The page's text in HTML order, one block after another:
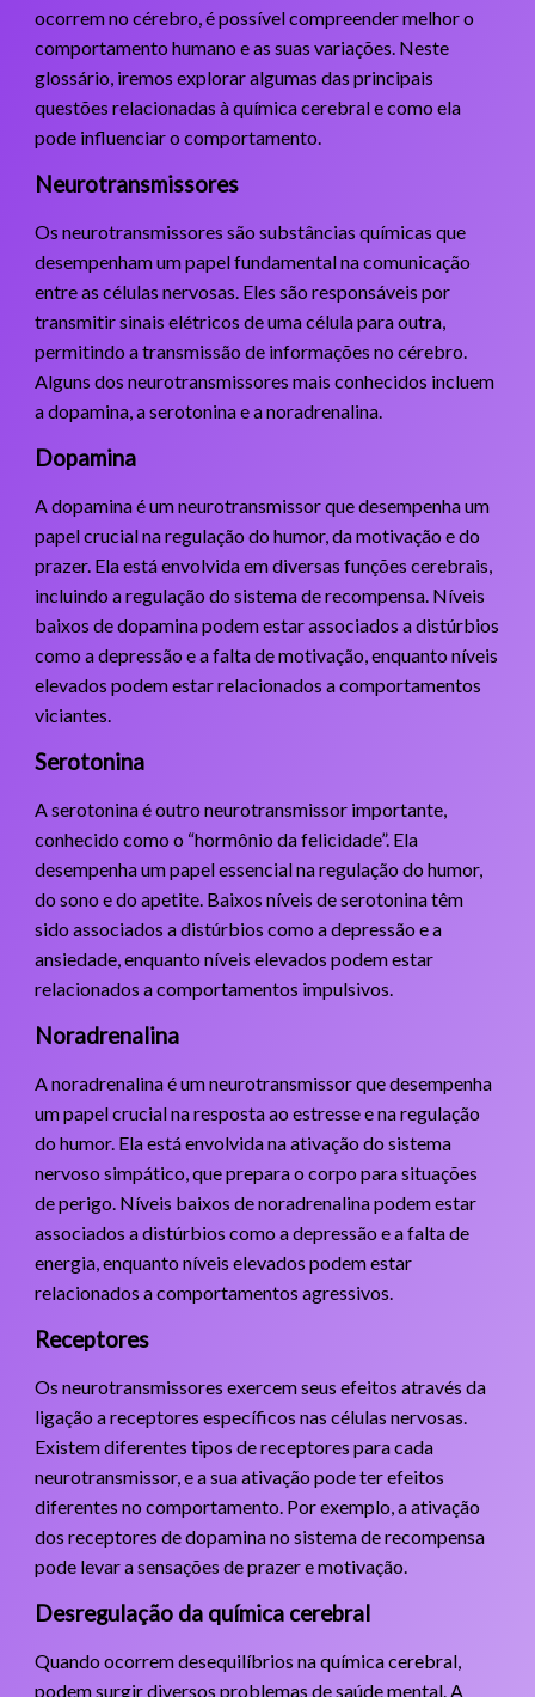
ocorrem no cérebro, é possível compreender melhor o
comportamento humano e as suas variações. Neste
glossário, iremos explorar algumas das principais
questões relacionadas à química cerebral e como ela
pode influenciar o comportamento.
Neurotransmissores
Os neurotransmissores são substâncias químicas que
desempenham um papel fundamental na comunicação
entre as células nervosas. Eles são responsáveis por
transmitir sinais elétricos de uma célula para outra,
permitindo a transmissão de informações no cérebro.
Alguns dos neurotransmissores mais conhecidos incluem
a dopamina, a serotonina e a noradrenalina.
Dopamina
A dopamina é um neurotransmissor que desempenha um
papel crucial na regulação do humor, da motivação e do
prazer. Ela está envolvida em diversas funções cerebrais,
incluindo a regulação do sistema de recompensa. Níveis
baixos de dopamina podem estar associados a distúrbios
como a depressão e a falta de motivação, enquanto níveis
elevados podem estar relacionados a comportamentos
viciantes.
Serotonina
A serotonina é outro neurotransmissor importante,
conhecido como o “hormônio da felicidade”. Ela
desempenha um papel essencial na regulação do humor,
do sono e do apetite. Baixos níveis de serotonina têm
sido associados a distúrbios como a depressão e a
ansiedade, enquanto níveis elevados podem estar
relacionados a comportamentos impulsivos.
Noradrenalina
A noradrenalina é um neurotransmissor que desempenha
um papel crucial na resposta ao estresse e na regulação
do humor. Ela está envolvida na ativação do sistema
nervoso simpático, que prepara o corpo para situações
de perigo. Níveis baixos de noradrenalina podem estar
associados a distúrbios como a depressão e a falta de
energia, enquanto níveis elevados podem estar
relacionados a comportamentos agressivos.
Receptores
Os neurotransmissores exercem seus efeitos através da
ligação a receptores específicos nas células nervosas.
Existem diferentes tipos de receptores para cada
neurotransmissor, e a sua ativação pode ter efeitos
diferentes no comportamento. Por exemplo, a ativação
dos receptores de dopamina no sistema de recompensa
pode levar a sensações de prazer e motivação.
Desregulação da química cerebral
Quando ocorrem desequilíbrios na química cerebral,
podem surgir diversos problemas de saúde mental. A